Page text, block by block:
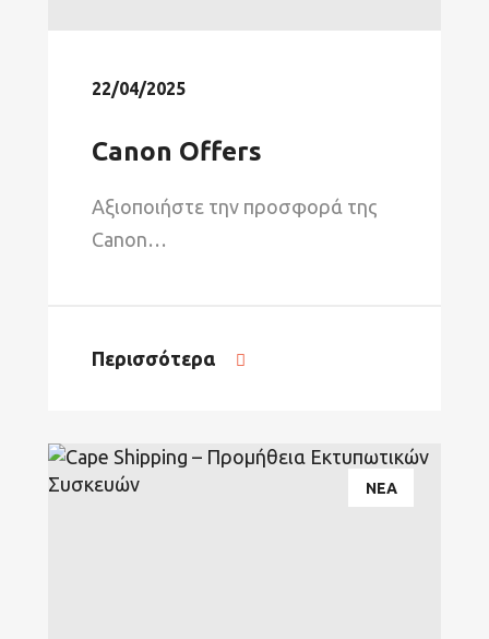
22/04/2025
Canon Offers
Αξιοποιήστε την προσφορά της
Canon…
Περισσότερα
ΝΕΑ